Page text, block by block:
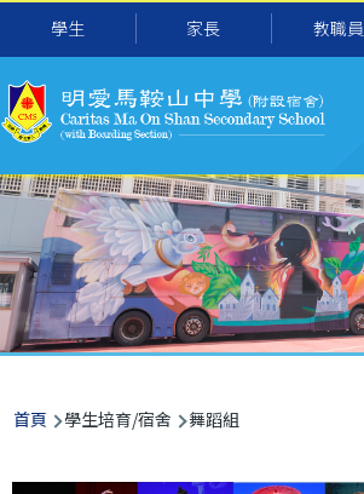
移至主內容
學生 家長 教職員
导
航
導
航
連
首頁 學生培育/宿舍 舞蹈組